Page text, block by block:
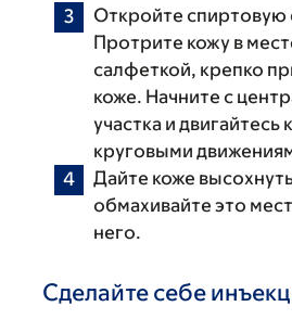
Откройте спиртовую
Протрите кожу в
салфеткой, крепко
коже. Начните с
участка и
круговыми
Дайте коже
обмахивайте это
него.
Сделайте себе